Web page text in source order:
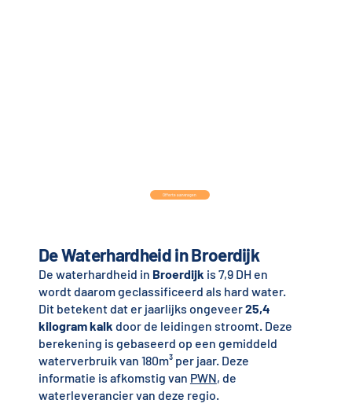
De Waterhardheid inBroerdijk
De waterhardheid in Broerdijk is 7,9 DH en
wordt daarom geclassificeerd als hard water.
Dit betekent dat er jaarlijks ongeveer25,4
kilogram kalk door de leidingen stroomt. Deze
berekening is gebaseerd op een gemiddeld
waterverbruik van 180m³ per jaar. Deze
informatie is afkomstig van PWN, de
waterleverancier van deze regio.
Offerte aanvragen